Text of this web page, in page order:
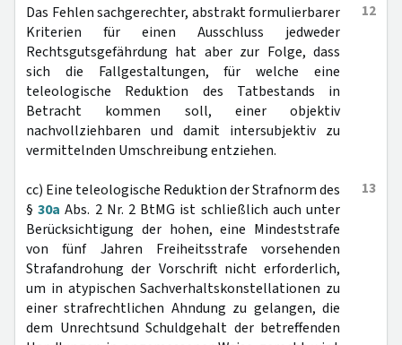
12
Das Fehlen sachgerechter, abstrakt formulierbarer
Kriterien für einen Ausschluss jedweder
Rechtsgutsgefährdung hat aber zur Folge, dass
sich die Fallgestaltungen, für welche eine
teleologische Reduktion des Tatbestands in
Betracht kommen soll, einer objektiv
nachvollziehbaren und damit intersubjektiv zu
vermittelnden Umschreibung entziehen.
13
cc) Eine teleologische Reduktion der Strafnorm des
§30a Abs. 2 Nr. 2 BtMG ist schließlich auch unter
Berücksichtigung der hohen, eine Mindeststrafe
von fünf Jahren Freiheitsstrafe vorsehenden
Strafandrohung der Vorschrift nicht erforderlich,
um in atypischen Sachverhaltskonstellationen zu
einer strafrechtlichen Ahndung zu gelangen, die
dem Unrechtsund Schuldgehalt der betreffenden